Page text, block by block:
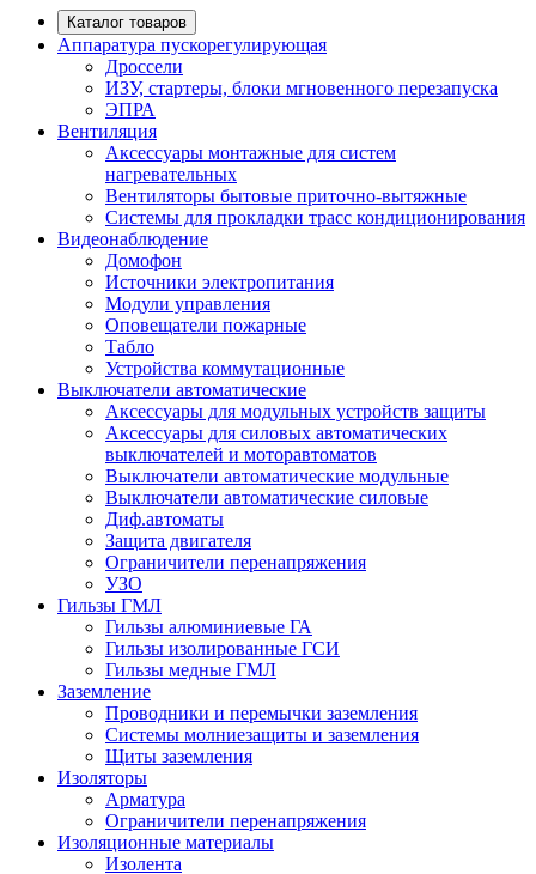
Каталог товаров
Аппаратура пускорегулирующая
Дроссели
ИЗУ, стартеры, блоки мгновенного перезапуска
ЭПРА
Вентиляция
Аксессуары монтажные для систем
нагревательных
Вентиляторы бытовые приточно-вытяжные
Системы для прокладки трасс кондиционирования
Видеонаблюдение
Домофон
Источники электропитания
Модули управления
Оповещатели пожарные
Табло
Устройства коммутационные
Выключатели автоматические
Аксессуары для модульных устройств защиты
Аксессуары для силовых автоматических
выключателей и моторавтоматов
Выключатели автоматические модульные
Выключатели автоматические силовые
Диф.автоматы
Защита двигателя
Ограничители перенапряжения
УЗО
Гильзы ГМЛ
Гильзы алюминиевые ГА
Гильзы изолированные ГСИ
Гильзы медные ГМЛ
Заземление
Проводники и перемычки заземления
Системы молниезащиты и заземления
Щиты заземления
Изоляторы
Арматура
Ограничители перенапряжения
Изоляционные материалы
Изолента